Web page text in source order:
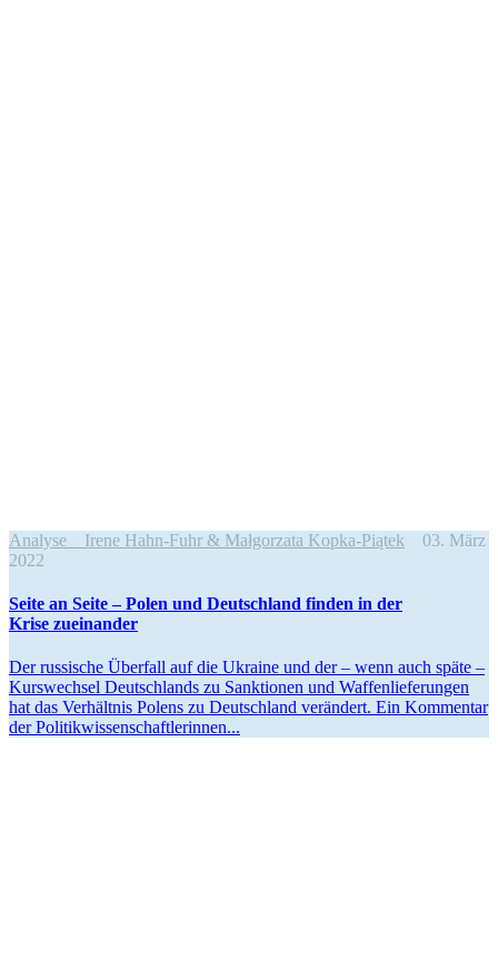
Analyse Irene Hahn-Fuhr & Małgorzata Kopka-Piątek 03. März
2022
Seite an Seite – Polen und Deutschland finden in der
Krise zueinander
Der russische Überfall auf die Ukraine und der – wenn auch späte –
Kurswechsel Deutsch­lands zu Sanktionen und Waffen­lie­fe­rungen
hat das Verhältnis Polens zu Deutschland verändert. Ein Kommentar
der Politikwissenschaftlerinnen...